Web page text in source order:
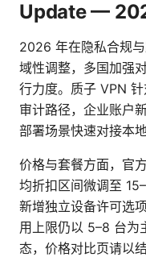
Update —
2026 年在隐私合规
域性调整，多国加强
行力度。质子 VPN
审计路径，企业账户
部署场景快速对接本
价格与套餐方面，官
均折扣区间微调至
新增独立设备许可选
用上限仍以 5–8 台为
态，价格对比页请以